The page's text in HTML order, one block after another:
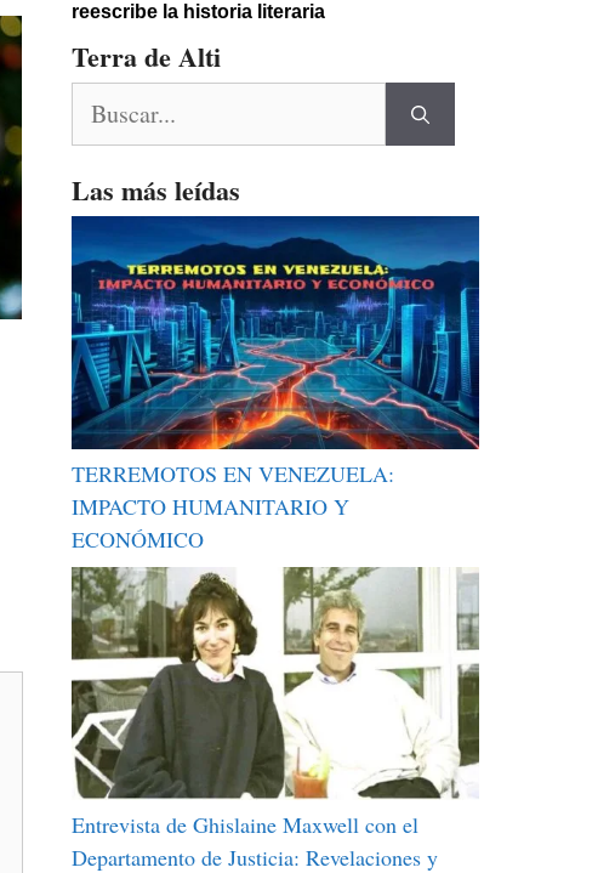
reescribe la historia literaria
Terra de Alti
Las más leídas
TERREMOTOS EN VENEZUELA:
IMPACTO HUMANITARIO Y
ECONÓMICO
Entrevista de Ghislaine Maxwell con el
Departamento de Justicia: Revelaciones y